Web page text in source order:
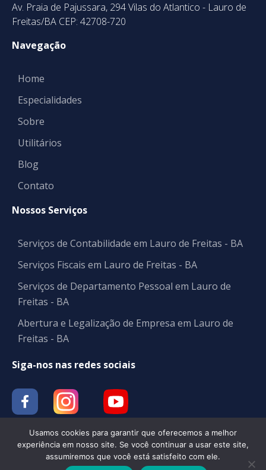
Av. Praia de Pajussara, 294 Vilas do Atlantico - Lauro de
Freitas/BA CEP: 42708-720
Navegação
Home
Especialidades
Sobre
Utilitários
Blog
Contato
Nossos Serviços
Serviços de Contabilidade em Lauro de Freitas - BA
Serviços Fiscais em Lauro de Freitas - BA
Serviços de Departamento Pessoal em Lauro de
Freitas - BA
Abertura e Legalização de Empresa em Lauro de
Freitas - BA
Siga-nos nas redes sociais
Usamos cookies para garantir que oferecemos a melhor
experiência em nosso site. Se você continuar a usar este site,
assumiremos que você está satisfeito com ele.